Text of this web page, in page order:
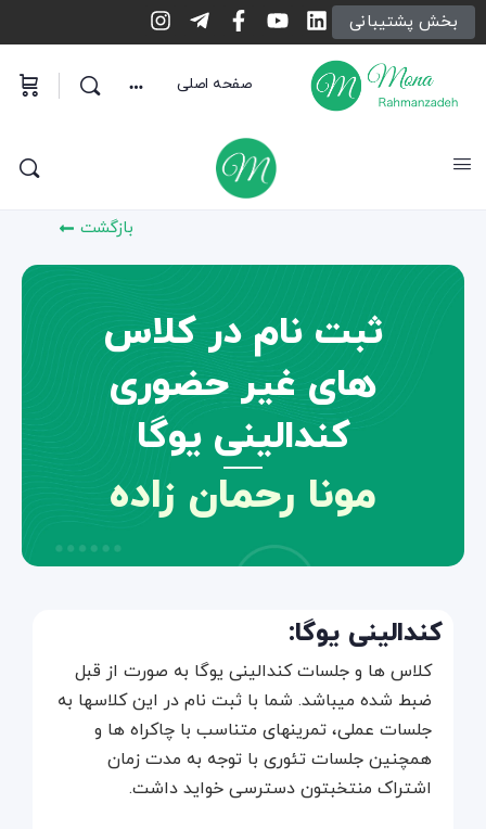
بخش پشتیبانی
صفحه اصلی
بازگشت
ثبت نام در کلاس
های غیر حضوری
کندالینی یوگا
مونا رحمان زاده
کندالینی یوگا:
کلاس ها و جلسات کندالینی یوگا به صورت از قبل
ضبط شده میباشد. شما با ثبت نام در این کلاسها به
جلسات عملی، تمرینهای متناسب با چاکراه ها و
همچنین جلسات تئوری با توجه به مدت زمان
اشتراک منتخبتون دسترسی خواید داشت.